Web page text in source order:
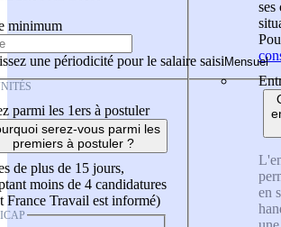
minimum
une périodicité pour le salaire saisi
parmi les 1ers à postuler
serez-vous parmi les
premiers à postuler ?
de plus de 15 jours,
moins de 4 candidatures
France Travail est informé)
ses
en